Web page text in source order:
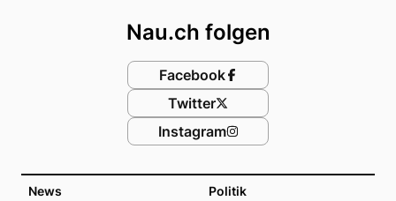
News Politik
Nau.ch folgen
Facebook
Twitter
Instagram